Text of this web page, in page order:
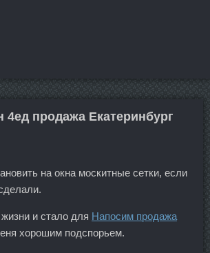
4ед продажа Екатеринбург
на окна москитные сетки, если
и стало для Напосим продажа
хорошим подспорьем.